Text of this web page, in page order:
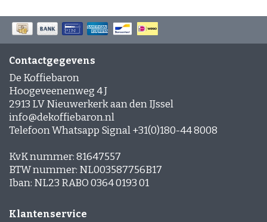
Contactgegevens
De Koffiebaron
Hoogeveenenweg 4 J
2913 LV Nieuwerkerk aan den IJssel
info@dekoffiebaron.nl
Telefoon Whatsapp Signal +31(0)180-44 8008
KvK nummer: 81647557
BTW nummer: NL003587756B17
Iban: NL23 RABO 0364 0193 01
Klantenservice